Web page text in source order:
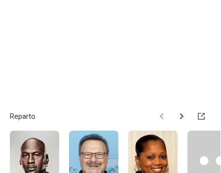
Reparto